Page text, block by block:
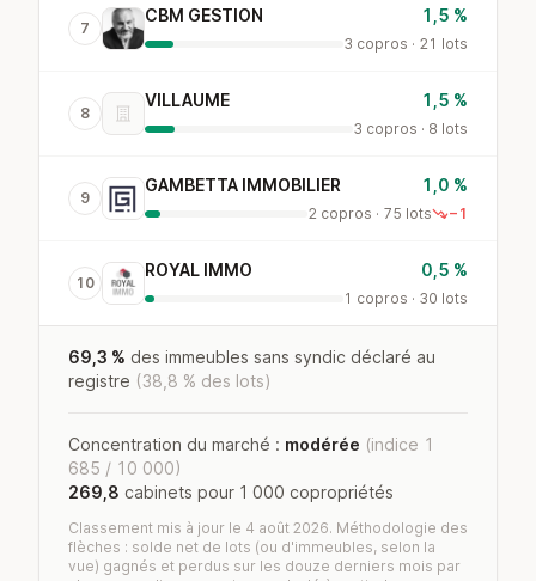
7
CBM GESTION 1,5 %
3 copros · 21 lots
8
VILLAUME 1,5 %
3 copros · 8 lots
9
GAMBETTA IMMOBILIER 1,0 %
2 copros · 75 lots −1
10
ROYAL IMMO 0,5 %
1 copros · 30 lots
69,3 % des immeubles sans syndic déclaré au
registre (38,8 % des lots)
Concentration du marché : modérée (indice 1
685 / 10 000)
269,8 cabinets pour 1 000 copropriétés
Classement mis à jour le 4 août 2026. Méthodologie des
flèches : solde net de lots (ou d'immeubles, selon la
vue) gagnés et perdus sur les douze derniers mois par